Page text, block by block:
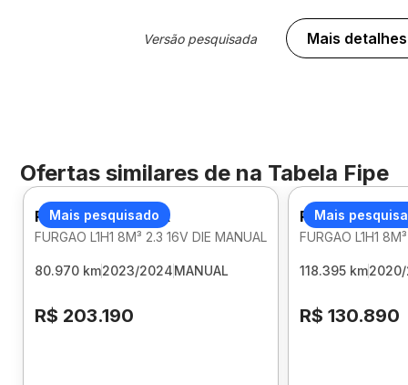
Versão pesquisada Mais detalhes
Ofertas similares de na Tabela Fipe
Mais pesquisado
RENAULT MASTER
FURGAO L1H1 8M³ 2.3 16V DIE MANUAL
80.970 km2023/2024MANUAL
R$ 203.190
Mais
RENAULT
FURGAO L1H1
118.395 km2020/
R$ 130.890